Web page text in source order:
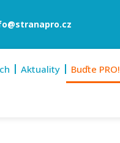
Aktuality Buďte PRO!